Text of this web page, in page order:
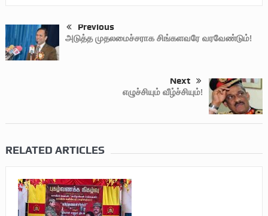
Previous
அடுத்த முதலமைச்சராக சிங்களவரே வரவேண்டும்!
Next
எழுச்சியும் வீழ்ச்சியும்!
RELATED ARTICLES